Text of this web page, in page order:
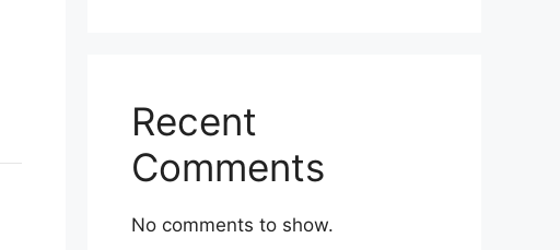
Recent
Comments
No comments to show.